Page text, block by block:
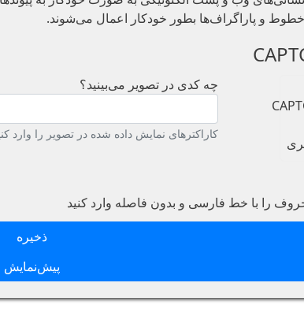
خطوط و پاراگراف‌ها بطور خودکار اعمال می‌شوند.
چه کدی در تصویر می‌بینید؟
کاراکترهای نمایش داده شده در تصویر را وارد
را با خط فارسی و بدون فاصله وارد کنید